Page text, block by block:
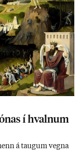
í hvaln­um
á taug­um vegna